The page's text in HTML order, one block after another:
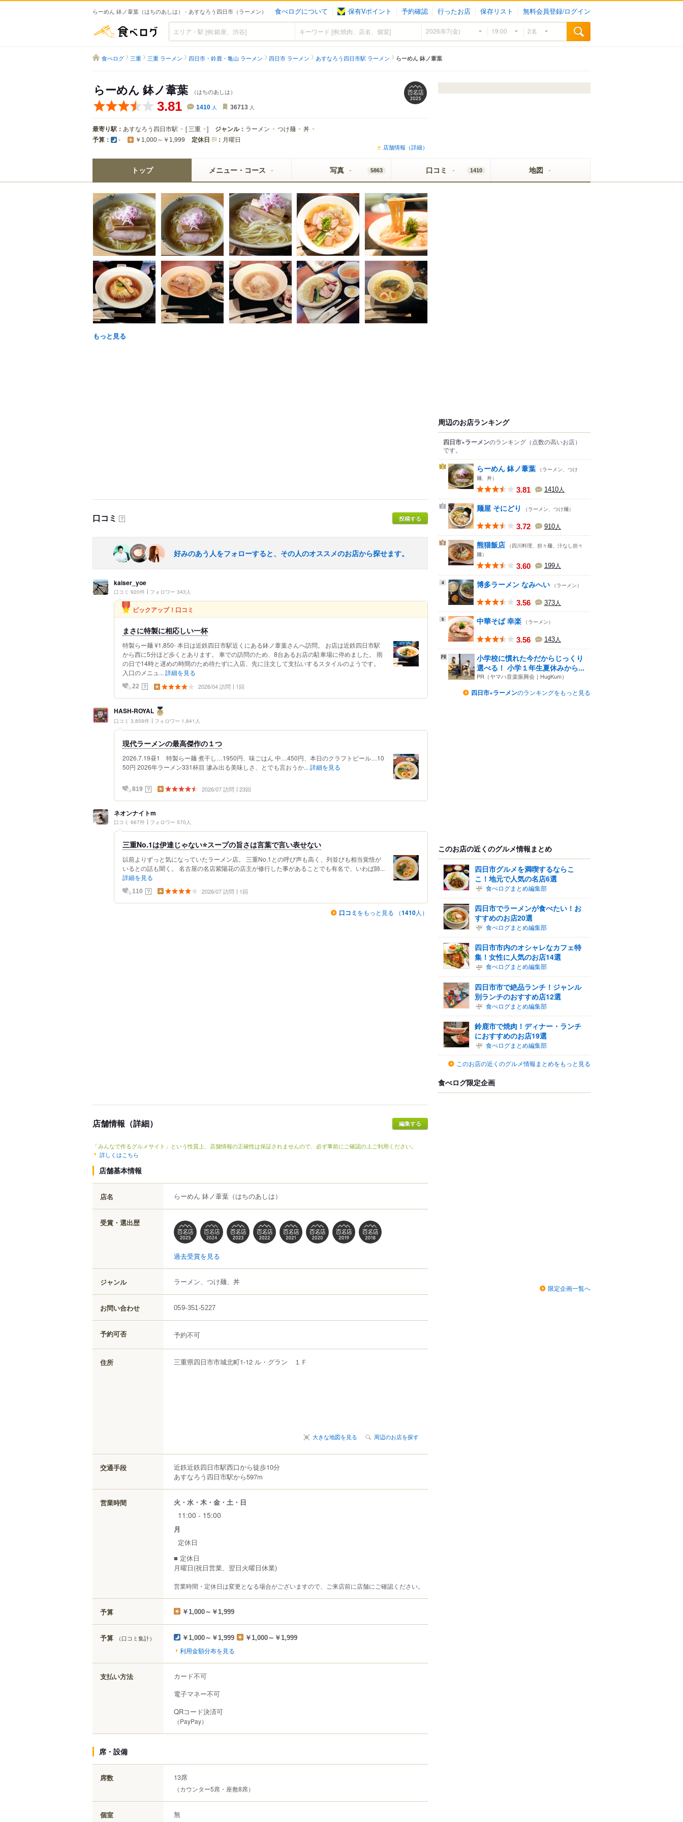
らーめん 鉢ノ葦葉（はちのあしは） - あすなろう四日市（ラーメン） 食べログについて 保有Vポイント 予約確認 行ったお店 保存リスト 無料会員登録/ログイン
食べログ
食べログ 三重 三重 ラーメン 四日市・鈴鹿・亀山 ラーメン 四日市 ラーメン あすなろう四日市駅 ラーメン らーめん 鉢ノ葦葉
らーめん 鉢ノ葦葉 （はちのあしは）
3.81 1410 人 36713 人
最寄り駅： あすなろう四日市駅 [ 三重 ] ジャンル： ラーメン つけ麺 丼
予算： - ￥1,000～￥1,999 定休日 ： 月曜日
店舗情報（詳細）
トップ メニュー・コース 写真 5863 口コミ 1410 地図
もっと見る
口コミ ？ 投稿する
好みのあう人をフォローすると、その人のオススメのお店から探せます。
kaiser_yoe
口コミ 920件 フォロワー 343人
ピックアップ！口コミ
まさに特製に相応しい一杯
特製らー麺 ¥1,850- 本日は近鉄四日市駅近くにある鉢ノ葦葉さんへ訪問。 お店は近鉄四日市駅
から西に5分ほど歩くとあります。 車での訪問のため、8台あるお店の駐車場に停めました。 雨
の日で14時と遅めの時間のため待たずに入店、先に注文して支払いするスタイルのようです。
入口のメニュ... 詳細を見る
22 ？ 2026/04 訪問 1回
HASH-ROYAL
口コミ 3,859件 フォロワー 1,841人
現代ラーメンの最高傑作の１つ
2026.7.19昼1 特製らー麺 煮干し…1950円、味ごはん 中…450円、本日のクラフトビール…10
50円 2026年ラーメン331杯目 滲み出る美味しさ、とでも言おうか... 詳細を見る
819 ？ 2026/07 訪問 23回
ネオンナイトm
口コミ 667件 フォロワー 570人
三重No.1は伊達じゃない⭐️スープの旨さは言葉で言い表せない
以前よりずっと気になっていたラーメン店。 三重No.1との呼び声も高く、列並びも相当覚悟が
いるとの話も聞く。 名古屋の名店紫陽花の店主が修行した事があることでも有名で、いわば師...
詳細を見る
110 ？ 2026/07 訪問 1回
口コミ をもっと見る （1410人）
店舗情報（詳細）
「みんなで作るグルメサイト」という性質上、店舗情報の正確性は保証されませんので、必ず事前にご確認の上ご利用ください。
詳しくはこちら
店舗基本情報
店名 らーめん 鉢ノ葦葉 （はちのあしは）
受賞・選出歴
過去受賞を見る
ジャンル ラーメン、つけ麺、丼
お問い合わせ 059-351-5227
予約可否 予約不可
住所 三重県四日市市城北町1-12 ル・グラン １Ｆ
大きな地図を見る 周辺のお店を探す
交通手段
近鉄近鉄四日市駅西口から徒歩10分
あすなろう四日市駅から597m
営業時間 火・水・木・金・土・日
11:00 - 15:00
月
定休日
■ 定休日
月曜日(祝日営業、翌日火曜日休業)
営業時間・定休日は変更となる場合がございますので、ご来店前に店舗にご確認ください。
予算 ￥1,000～￥1,999
予算 （口コミ集計） ￥1,000～￥1,999 ￥1,000～￥1,999
利用金額分布を見る
支払い方法
カード不可
電子マネー不可
QRコード決済可
（PayPay）
席・設備
席数 13席
（カウンター5席・座敷8席）
個室 無
周辺のお店ランキング
四日市×ラーメンのランキング （点数の高いお店）
です。
1 らーめん 鉢ノ葦葉 （ラーメン、つけ
麺、丼）
3.81 1410人
2 麺屋 そにどり （ラーメン、つけ麺）
3.72 910人
3 熊猫飯店 （四川料理、担々麺、汁なし担々
麺）
3.60 199人
4 博多ラーメン なみへい （ラーメン）
3.56 373人
5 中華そば 幸楽 （ラーメン）
3.56 143人
小学校に慣れた今だからじっくり
選べる！ 小学１年生夏休みから...
PR（ヤマハ音楽振興会｜HugKum）
四日市×ラーメンのランキングをもっと見る
このお店の近くのグルメ情報まとめ
四日市グルメを満喫するならこ
こ！地元で人気の名店6選
食べログまとめ編集部
四日市でラーメンが食べたい！お
すすめのお店20選
食べログまとめ編集部
四日市市内のオシャレなカフェ特
集！女性に人気のお店14選
食べログまとめ編集部
四日市市で絶品ランチ！ジャンル
別ランチのおすすめ店12選
食べログまとめ編集部
鈴鹿市で焼肉！ディナー・ランチ
におすすめのお店19選
食べログまとめ編集部
このお店の近くのグルメ情報まとめをもっと見る
食べログ限定企画
限定企画一覧へ